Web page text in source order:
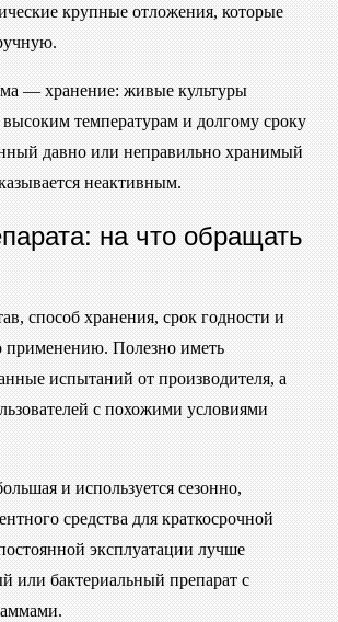
крупные отложения, которые
— хранение: живые культуры
температурам и долгому сроку
давно или неправильно хранимый
неактивным.
на что обращать
способ хранения, срок годности и
применению. Полезно иметь
испытаний от производителя, а
с похожими условиями
и используется сезонно,
средства для краткосрочной
эксплуатации лучше
или бактериальный препарат с